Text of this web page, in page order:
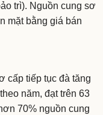
trì). Nguồn cung sơ
mặt bằng giá bán
cấp tiếp tục đà tăng
năm, đạt trên 63
70% nguồn cung